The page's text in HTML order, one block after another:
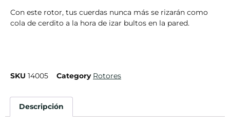
Con este rotor, tus cuerdas nunca más se rizarán como
cola de cerdito a la hora de izar bultos en la pared.
SKU 14005 Category Rotores
Descripción